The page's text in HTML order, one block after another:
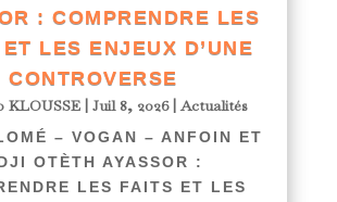
: COMPRENDRE LES
LES ENJEUX D’UNE
CONTROVERSE
KLOUSSE| Juil 8, 2026|Actualités
– VOGAN – ANFOIN ET
OTÈTH AYASSOR :
LES FAITS ET LES